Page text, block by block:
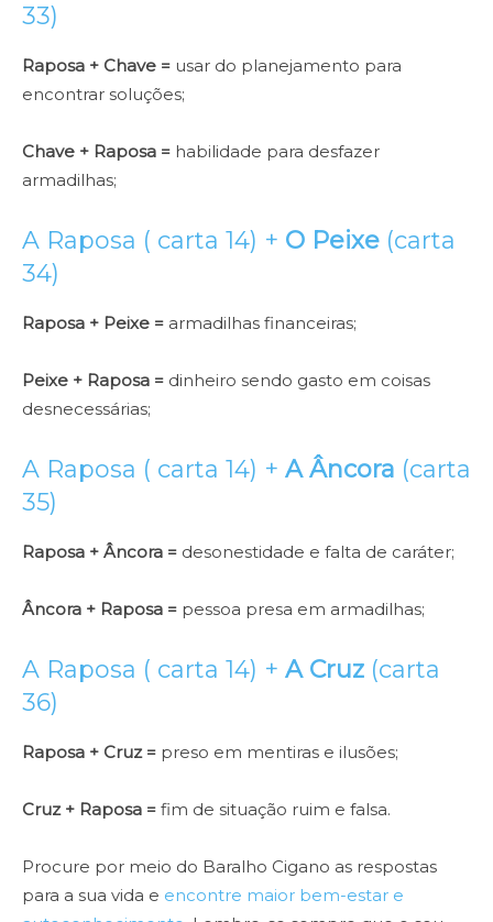
33)
Raposa + Chave = usar do planejamento para
encontrar soluções;
Chave + Raposa = habilidade para desfazer
armadilhas;
A Raposa ( carta 14) + O Peixe (carta
34)
Raposa + Peixe = armadilhas financeiras;
Peixe + Raposa = dinheiro sendo gasto em coisas
desnecessárias;
A Raposa ( carta 14) + A Âncora (carta
35)
Raposa + Âncora = desonestidade e falta de caráter;
Âncora + Raposa = pessoa presa em armadilhas;
A Raposa ( carta 14) + A Cruz (carta
36)
Raposa + Cruz = preso em mentiras e ilusões;
Cruz + Raposa = fim de situação ruim e falsa.
Procure por meio do Baralho Cigano as respostas
para a sua vida e encontre maior bem-estar e